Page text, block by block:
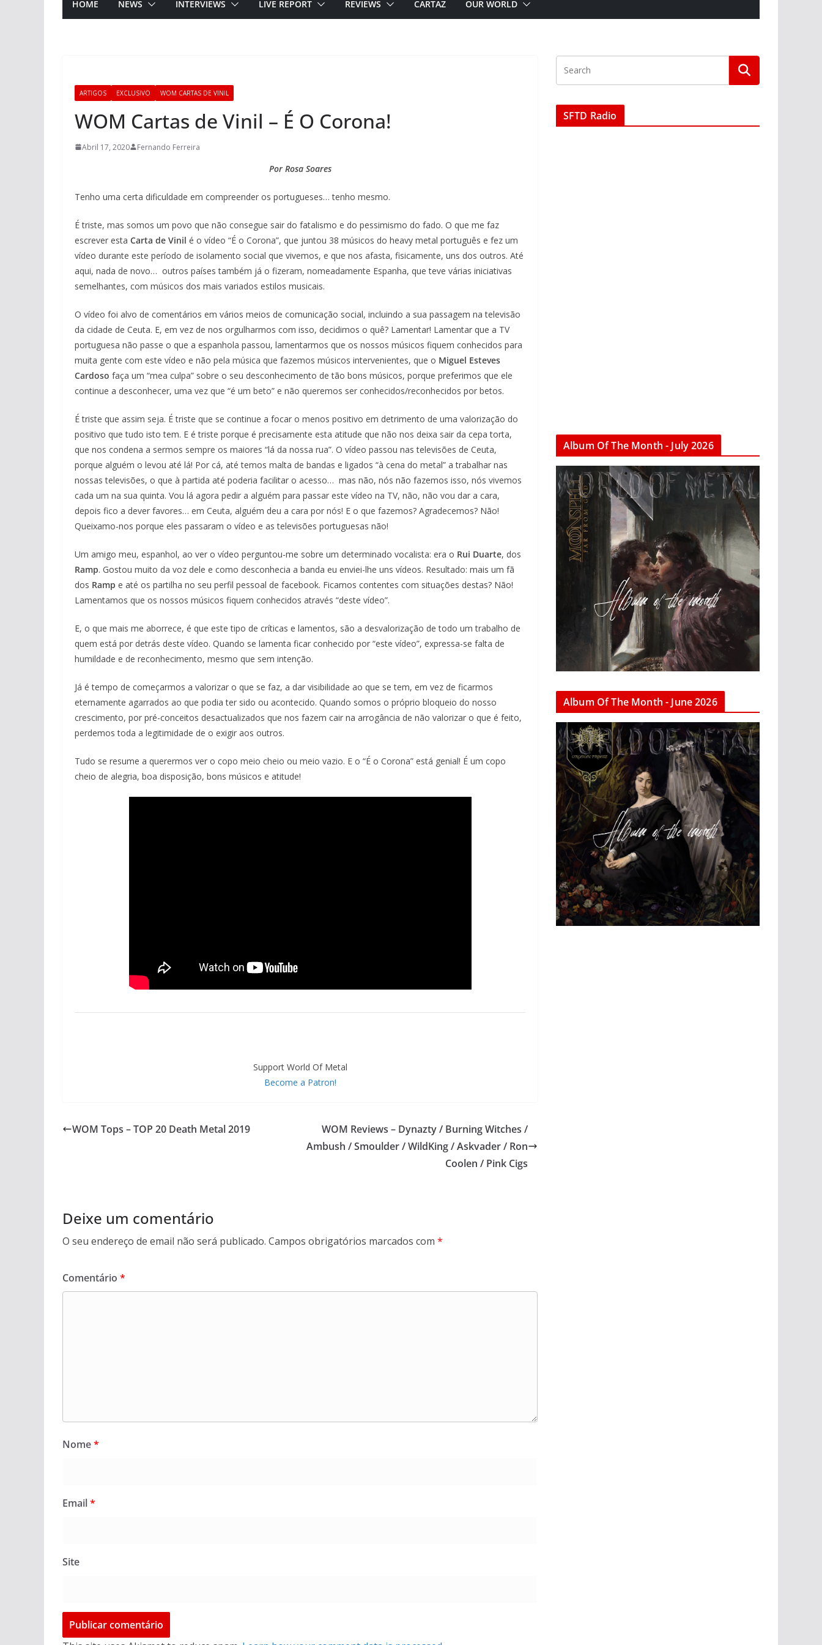
HOME NEWS INTERVIEWS LIVE REPORT REVIEWS CARTAZ OUR WORLD
ARTIGOS EXCLUSIVO WOM CARTAS DE VINIL
WOM Cartas de Vinil – É O Corona!
Abril 17, 2020 Fernando Ferreira
Por Rosa Soares
Tenho uma certa dificuldade em compreender os portugueses… tenho mesmo.
É triste, mas somos um povo que não consegue sair do fatalismo e do pessimismo do fado. O que me faz
escrever esta Carta de Vinil é o vídeo “É o Corona”, que juntou 38 músicos do heavy metal português e fez um
vídeo durante este período de isolamento social que vivemos, e que nos afasta, fisicamente, uns dos outros. Até
aqui, nada de novo… outros países também já o fizeram, nomeadamente Espanha, que teve várias iniciativas
semelhantes, com músicos dos mais variados estilos musicais.
O vídeo foi alvo de comentários em vários meios de comunicação social, incluindo a sua passagem na televisão
da cidade de Ceuta. E, em vez de nos orgulharmos com isso, decidimos o quê? Lamentar! Lamentar que a TV
portuguesa não passe o que a espanhola passou, lamentarmos que os nossos músicos fiquem conhecidos para
muita gente com este vídeo e não pela música que fazemos músicos intervenientes, que o Miguel Esteves
Cardoso faça um “mea culpa” sobre o seu desconhecimento de tão bons músicos, porque preferimos que ele
continue a desconhecer, uma vez que “é um beto” e não queremos ser conhecidos/reconhecidos por betos.
É triste que assim seja. É triste que se continue a focar o menos positivo em detrimento de uma valorização do
positivo que tudo isto tem. E é triste porque é precisamente esta atitude que não nos deixa sair da cepa torta,
que nos condena a sermos sempre os maiores “lá da nossa rua”. O vídeo passou nas televisões de Ceuta,
porque alguém o levou até lá! Por cá, até temos malta de bandas e ligados “à cena do metal” a trabalhar nas
nossas televisões, o que à partida até poderia facilitar o acesso… mas não, nós não fazemos isso, nós vivemos
cada um na sua quinta. Vou lá agora pedir a alguém para passar este vídeo na TV, não, não vou dar a cara,
depois fico a dever favores… em Ceuta, alguém deu a cara por nós! E o que fazemos? Agradecemos? Não!
Queixamo-nos porque eles passaram o vídeo e as televisões portuguesas não!
Um amigo meu, espanhol, ao ver o vídeo perguntou-me sobre um determinado vocalista: era o Rui Duarte, dos
Ramp. Gostou muito da voz dele e como desconhecia a banda eu enviei-lhe uns vídeos. Resultado: mais um fã
dos Ramp e até os partilha no seu perfil pessoal de facebook. Ficamos contentes com situações destas? Não!
Lamentamos que os nossos músicos fiquem conhecidos através “deste vídeo”.
E, o que mais me aborrece, é que este tipo de críticas e lamentos, são a desvalorização de todo um trabalho de
quem está por detrás deste vídeo. Quando se lamenta ficar conhecido por “este vídeo”, expressa-se falta de
humildade e de reconhecimento, mesmo que sem intenção.
Já é tempo de começarmos a valorizar o que se faz, a dar visibilidade ao que se tem, em vez de ficarmos
eternamente agarrados ao que podia ter sido ou acontecido. Quando somos o próprio bloqueio do nosso
crescimento, por pré-conceitos desactualizados que nos fazem cair na arrogância de não valorizar o que é feito,
perdemos toda a legitimidade de o exigir aos outros.
Tudo se resume a querermos ver o copo meio cheio ou meio vazio. E o “É o Corona” está genial! É um copo
cheio de alegria, boa disposição, bons músicos e atitude!
Support World Of Metal
Become a Patron!
WOM Tops – TOP 20 Death Metal 2019
WOM Reviews – Dynazty / Burning Witches /
Ambush / Smoulder / WildKing / Askvader / Ron
Coolen / Pink Cigs
Deixe um comentário
O seu endereço de email não será publicado. Campos obrigatórios marcados com *
Comentário *
Nome*
Email*
Site
SFTD Radio
Album Of The Month - July 2026
Album Of The Month - June 2026